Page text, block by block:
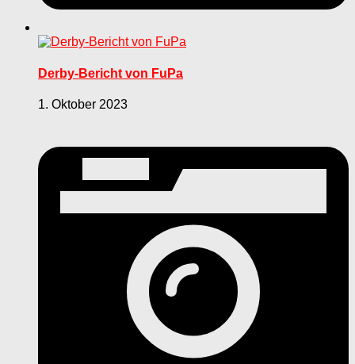
Derby-Bericht von FuPa
1. Oktober 2023